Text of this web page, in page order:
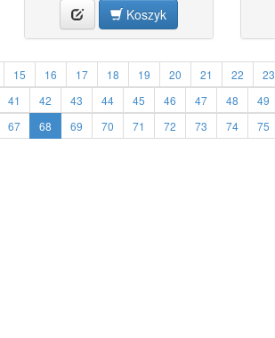
Koszyk
15 16 17 18 19 20 21 22 23
41 42 43 44 45 46 47 48 49
67 68 69 70 71 72 73 74 75